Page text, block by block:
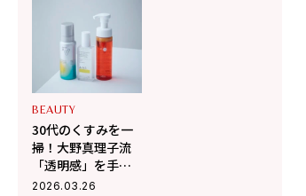
1. 春色とも相性のいいブルーのスウェード。厚みの
Ｄ9]¥93,500(マエストソ)、2. 艶やかで上品なブラウ
BEAUTY
30代のくすみを一
掃！大野真理子流
「透明感」を手に
入れる角質ケアの
2026.03.26